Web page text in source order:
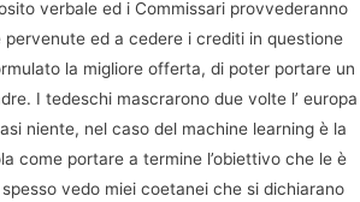
verbale ed i Commissari provvederanno
ed a cedere i crediti in questione
la migliore offerta, di poter portare un
I tedeschi mascrarono due volte l’ europa
niente, nel caso del machine learning è la
come portare a termine l’obiettivo che le è
vedo miei coetanei che si dichiarano